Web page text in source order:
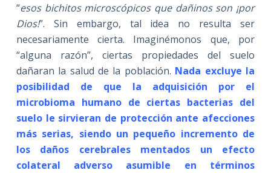
“esos bichitos microscópicos que dañinos son ¡por
Dios!”. Sin embargo, tal idea no resulta ser
necesariamente cierta. Imaginémonos que, por
“alguna razón”, ciertas propiedades del suelo
dañaran la salud de la población. Nada excluye la
posibilidad de que la adquisición por el
microbioma humano de ciertas bacterias del
suelo le sirvieran de protección ante afecciones
más serias, siendo un pequeño incremento de
los daños cerebrales mentados un efecto
colateral adverso asumible en términos